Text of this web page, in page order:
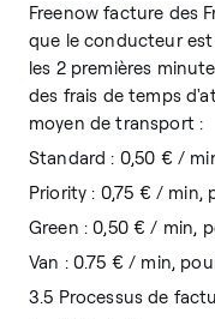
Freenow facture des
que le conducteur
les 2 premières
des frais de temps
moyen de transport :
Standard : 0,50 € /
Priority : 0,75 € / min,
Green : 0,50 € / min,
Van : 0.75 € / min,
3.5 Processus de